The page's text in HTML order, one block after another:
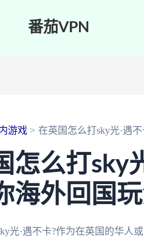
番茄VPN
游戏 在英国怎么打sky光·遇
怎么打sky
海外回国
光·遇不卡?作为在英国的华人